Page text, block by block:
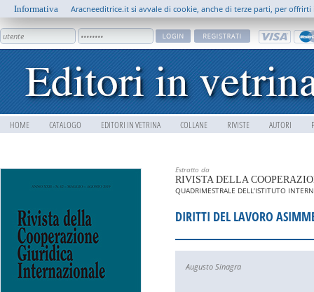
HOME CATALOGO EDITORI IN VETRINA COLLANE RIVISTE AUTORI
Informativa Aracneeditrice.it si avvale di cookie, anche di terze parti, per
Estratto da
RIVISTA DELLA
QUADRIMESTRALE DELL’ISTITUTO
DIRITTI DEL LAVORO
Augusto Sinagra